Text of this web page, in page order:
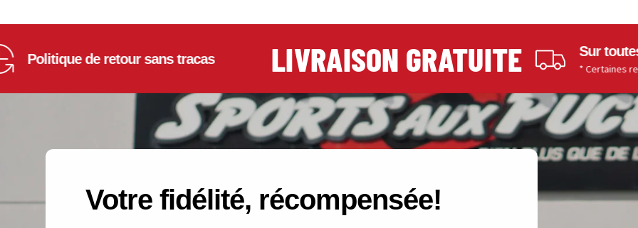
de retour sans tracas LIVRAISON GRATUITE Sur toutes les
* Certaines
Votre fidélité, récompensée!